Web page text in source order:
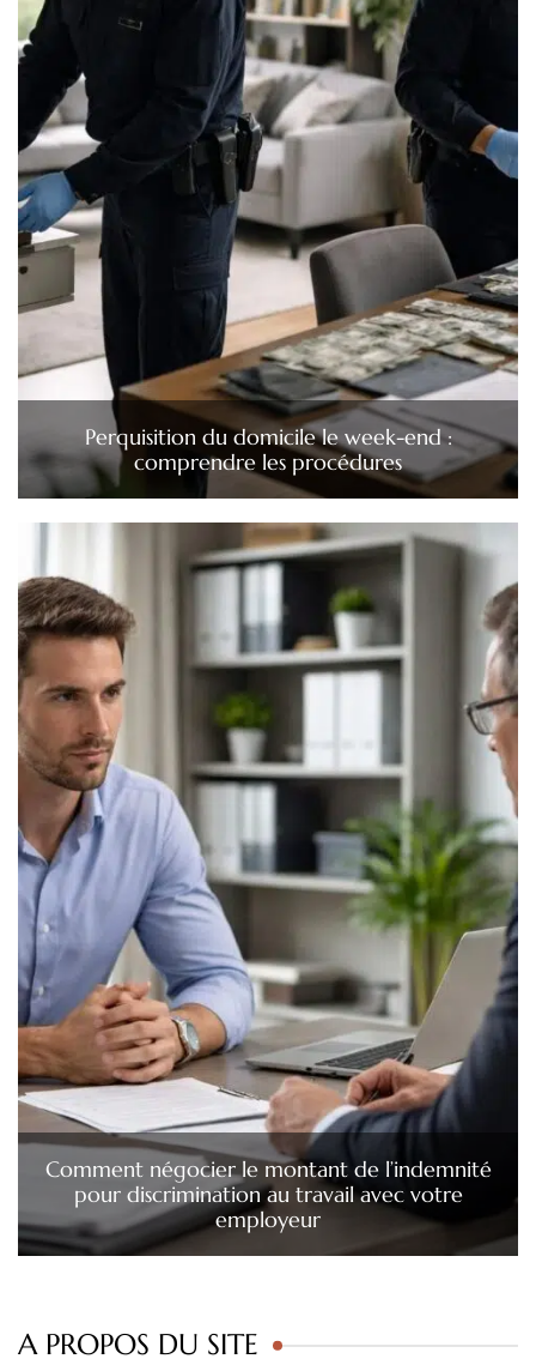
Perquisition du domicile le week-end :
comprendre les procédures
Comment négocier le montant de l’indemnité
pour discrimination au travail avec votre
employeur
A PROPOS DU SITE